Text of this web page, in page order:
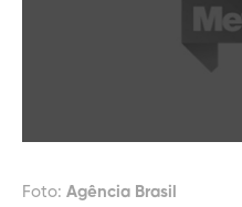
Foto: Agência Brasil